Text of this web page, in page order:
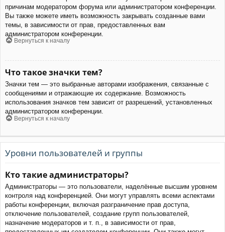
причинам модератором форума или администратором конференции.
Вы также можете иметь возможность закрывать созданные вами
темы, в зависимости от прав, предоставленных вам
администратором конференции.
Вернуться к началу
Что такое значки тем?
Значки тем — это выбранные авторами изображения, связанные с
сообщениями и отражающие их содержание. Возможность
использования значков тем зависит от разрешений, установленных
администратором конференции.
Вернуться к началу
Уровни пользователей и группы
Кто такие администраторы?
Администраторы — это пользователи, наделённые высшим уровнем
контроля над конференцией. Они могут управлять всеми аспектами
работы конференции, включая разграничение прав доступа,
отключение пользователей, создание групп пользователей,
назначение модераторов и т. п., в зависимости от прав,